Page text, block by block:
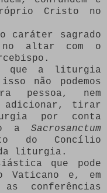
Cristo no
o caráter sagrado
altar com o
que a liturgia
não podemos
pessoa, nem
adicionar, tirar
por conta
a Sacrosanctum
do Concílio
liturgia.
que pode
Vaticano e, em
conferências